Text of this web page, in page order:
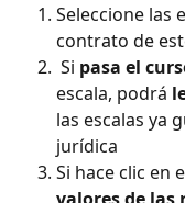
Seleccione las
contrato de
Si pasa el
escala, podrá
las escalas ya
jurídica
Si hace clic en